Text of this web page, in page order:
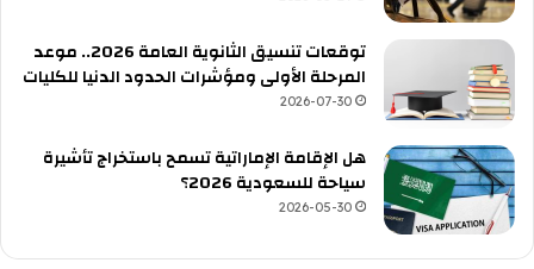
توقعات تنسيق الثانوية العامة 2026.. موعد
المرحلة الأولى ومؤشرات الحدود الدنيا للكليات
2026-07-30
هل الإقامة الإماراتية تسمح باستخراج تأشيرة
سياحة للسعودية 2026؟
2026-05-30